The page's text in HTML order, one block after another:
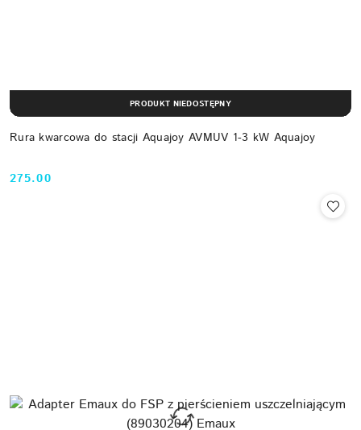
Rura kwarcowa do stacji Aquajoy AVMUV 1-3 kW Aquajoy
Cena:
275.00
PRODUKT NIEDOSTĘPNY